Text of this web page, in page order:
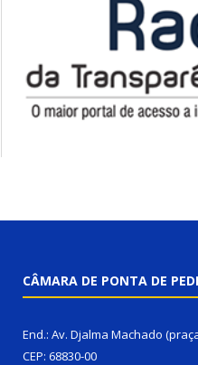
CÂMARA DE PONTA DE
End.: Av. Djalma Machado
CEP: 68830-00